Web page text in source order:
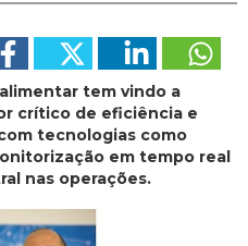
tem vindo a
crítico de eficiência e
tecnologias como
em tempo real
nas operações.